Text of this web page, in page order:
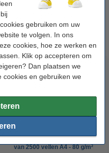
gebruiken om uw
te volgen. In ons
cookies, hoe ze werken en
Klik op accepteren om
Dan plaatsen we
cookies en gebruiken we
123inkt kopieerpapier 1 doos
van 2500 vellen A4 - 80 g/m²